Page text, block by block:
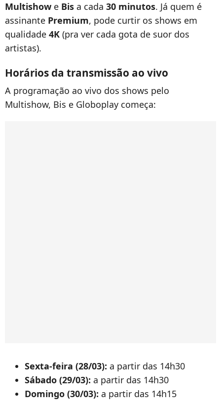
Multishow e Bis a cada 30 minutos. Já quem é
assinante Premium, pode curtir os shows em
qualidade 4K (pra ver cada gota de suor dos
artistas).
Horários da transmissão ao vivo
A programação ao vivo dos shows pelo
Multishow, Bis e Globoplay começa:
Sexta-feira (28/03): a partir das 14h30
Sábado (29/03): a partir das 14h30
Domingo (30/03): a partir das 14h15